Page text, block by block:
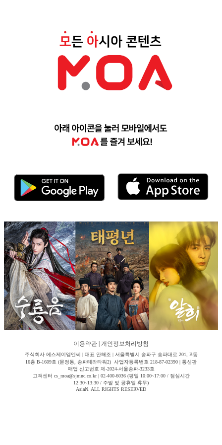
이용약관 개인정보처리방침
주식회사 에스제이엠엔씨 | 대표 안해조 | 서울특별시 송파구 송파대로 201, B동
16층 B-1609호 (문정동, 송파테라타워2) 사업자등록번호 218-87-02390 | 통신판
매업 신고번호 제-2024-서울송파-3233호
고객센터 cs_moa@sjmnc.co.kr | 02-400-6036 (평일 10:00~17:00 / 점심시간
12:30~13:30 / 주말 및 공휴일 휴무)
AsiaN. ALL RIGHTS RESERVED